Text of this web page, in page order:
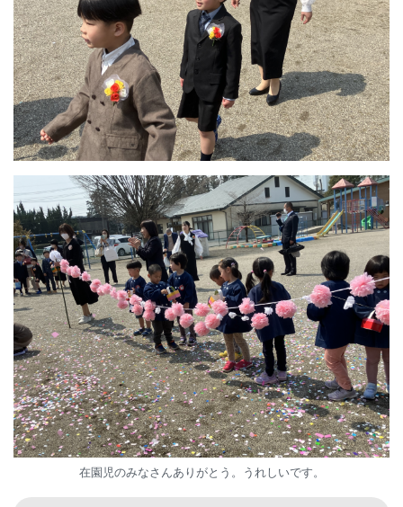
在園児のみなさんありがとう。うれしいです。